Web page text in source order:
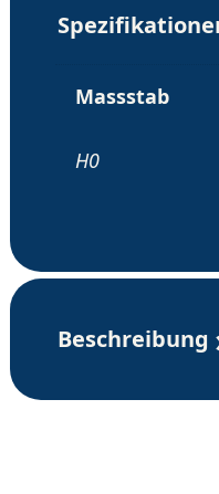
Massstab
H0
Beschreibung